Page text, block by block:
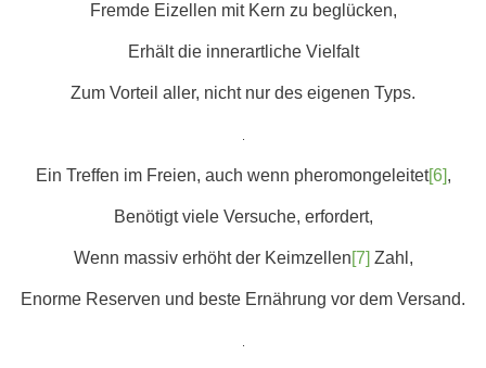
Fremde Eizellen mit Kern zu beglücken,
Erhält die innerartliche Vielfalt
Zum Vorteil aller, nicht nur des eigenen Typs.
Ein Treffen im Freien, auch wenn pheromongeleitet[6],
Benötigt viele Versuche, erfordert,
Wenn massiv erhöht der Keimzellen[7] Zahl,
Enorme Reserven und beste Ernährung vor dem Versand.